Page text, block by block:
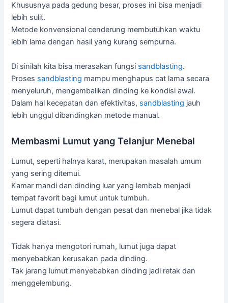
Khususnya pada gedung besar, proses ini bisa menjadi
lebih sulit.
Metode konvensional cenderung membutuhkan waktu
lebih lama dengan hasil yang kurang sempurna.
Di sinilah kita bisa merasakan fungsi sandblasting.
Proses sandblasting mampu menghapus cat lama secara
menyeluruh, mengembalikan dinding ke kondisi awal.
Dalam hal kecepatan dan efektivitas, sandblasting jauh
lebih unggul dibandingkan metode manual.
Membasmi Lumut yang Telanjur Menebal
Lumut, seperti halnya karat, merupakan masalah umum
yang sering ditemui.
Kamar mandi dan dinding luar yang lembab menjadi
tempat favorit bagi lumut untuk tumbuh.
Lumut dapat tumbuh dengan pesat dan menebal jika tidak
segera diatasi.
Tidak hanya mengotori rumah, lumut juga dapat
menyebabkan kerusakan pada dinding.
Tak jarang lumut menyebabkan dinding jadi retak dan
menggelembung.